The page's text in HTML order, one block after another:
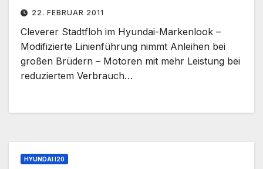
22. FEBRUAR 2011
Cleverer Stadtfloh im Hyundai-Markenlook –
Modifizierte Linienführung nimmt Anleihen bei
großen Brüdern – Motoren mit mehr Leistung bei
reduziertem Verbrauch…
HYUNDAI I20